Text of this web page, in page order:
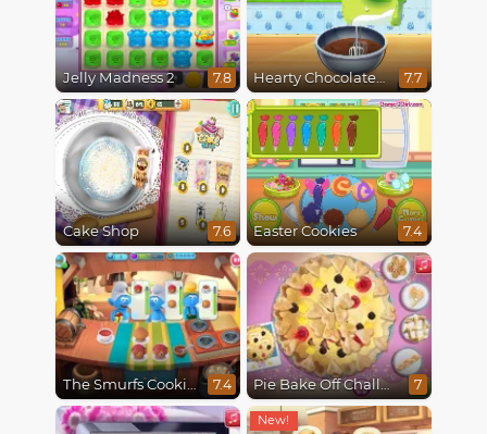
Jelly Madness 2 7.8 Hearty Chocolate Cake 7.7
Cake Shop 7.6 Easter Cookies 7.4
The Smurfs Cooking 7.4 Pie Bake Off Challenge 7